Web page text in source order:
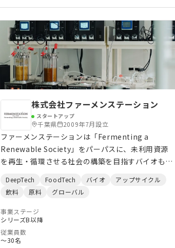
くりしたものであるため、急速な環境変化には対応
しきれない現状があります。これらの課題を解決す
るためQFFは従来の半分以下の期間で新系統を創出
し、飛躍的に効率良く品種改良を行うことができる
中性子線育種技術を開発しました。
株式会社ファーメンステーション
スタートアップ
千葉県 2009年7月設立
ファーメンステーションは「Fermenting a
Renewable Society」をパーパスに、未利用資源
を再生・循環させる社会の構築を目指すバイオもの
ス・微生物データベースと発酵アップサイクル技術
を活用し、フードロス／ウェイストおよびその他未
利用バイオマス由来のバイオ素材を開発・製造して
います。 発酵アップサイクル技術の基盤と、開発す
るアップサイクル原料をもとに、化粧品等の原料製
DeepTech FoodTech バイオ
アップサイクル
飲料
原料 グローバル
事業ステージ
シリーズB以降
従業員数
〜30名